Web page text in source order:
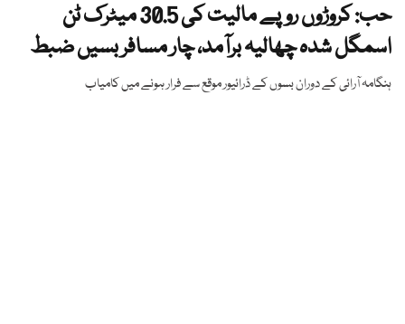
حب: کروڑوں روپے مالیت کی 30.5 میٹرک ٹن
اسمگل شدہ چھالیہ برآمد، چار مسافر بسیں ضبط
ہنگامہ آرائی کے دوران بسوں کے ڈرائیور موقع سے فرار ہونے میں کامیاب